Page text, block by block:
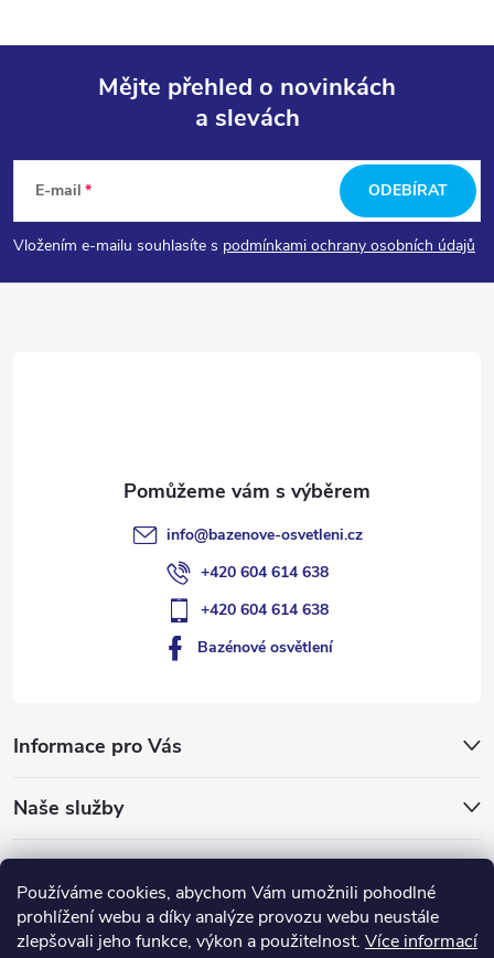
Používáme cookies, abychom Vám umožnili pohodlné
prohlížení webu a díky analýze provozu webu neustále
zlepšovali jeho funkce, výkon a použitelnost. Více informací
p
a
Mějte přehled o novinkách
a slevách
E-mail
Vložením e-mailu souhlasíte s podmínkami ochrany osobních údajů
ODEBÍRAT
Informace pro Vás
Naše služby
info@bazenove-osvetleni.cz
+420 604 614 638
+420 604 614 638
Bazénové osvětlení
ledlumin.cz